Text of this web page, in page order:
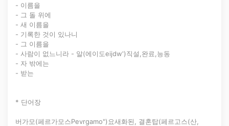
- 이름을
- 그 돌 위에
- 새 이름을
- 기록한 것이 있나니
- 그 이름을
- 사람이 없느니라 - 알(에이도eijdw')직설,완료,능동
- 자 밖에는
- 받는
* 단어장
버가모(페르가모스Pevrgamo")요새화된, 결혼탑(페르고스(산,